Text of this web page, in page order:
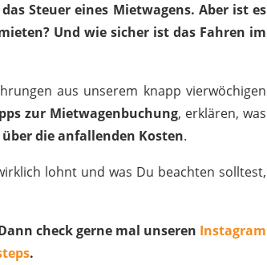
Steuer eines Mietwagens. Aber ist es
Und wie sicher ist das Fahren im
aus unserem knapp vierwöchigen
zur Mietwagenbuchung, erklären, was
die anfallenden Kosten.
lohnt und was Du beachten solltest,
check gerne mal unseren Instagram
.